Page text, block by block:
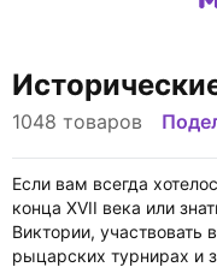
1048 товаров
Если вам всегда
конца XVII века или
Виктории, участвовать
рыцарских турнирах и